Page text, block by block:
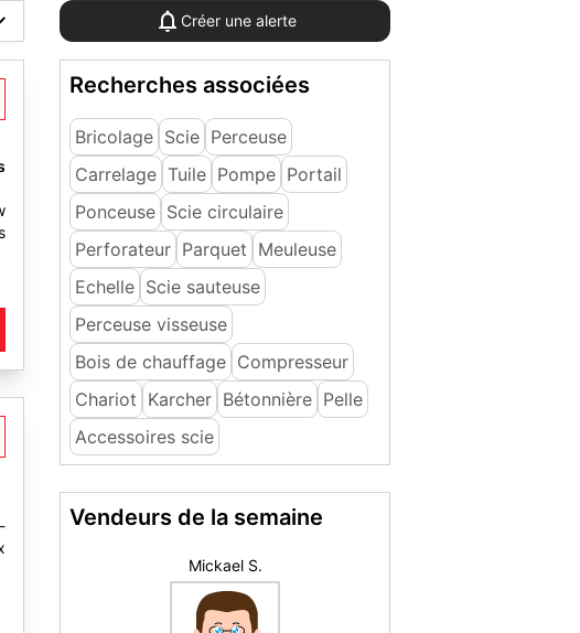
Créer une alerte
Recherches associées
Bricolage Scie Perceuse
Carrelage Tuile Pompe Portail
Ponceuse Scie circulaire
Perforateur Parquet Meuleuse
Echelle Scie sauteuse
Perceuse visseuse
Bois de chauffage Compresseur
Chariot Karcher Bétonnière Pelle
Accessoires scie
Vendeurs de la semaine
romance69